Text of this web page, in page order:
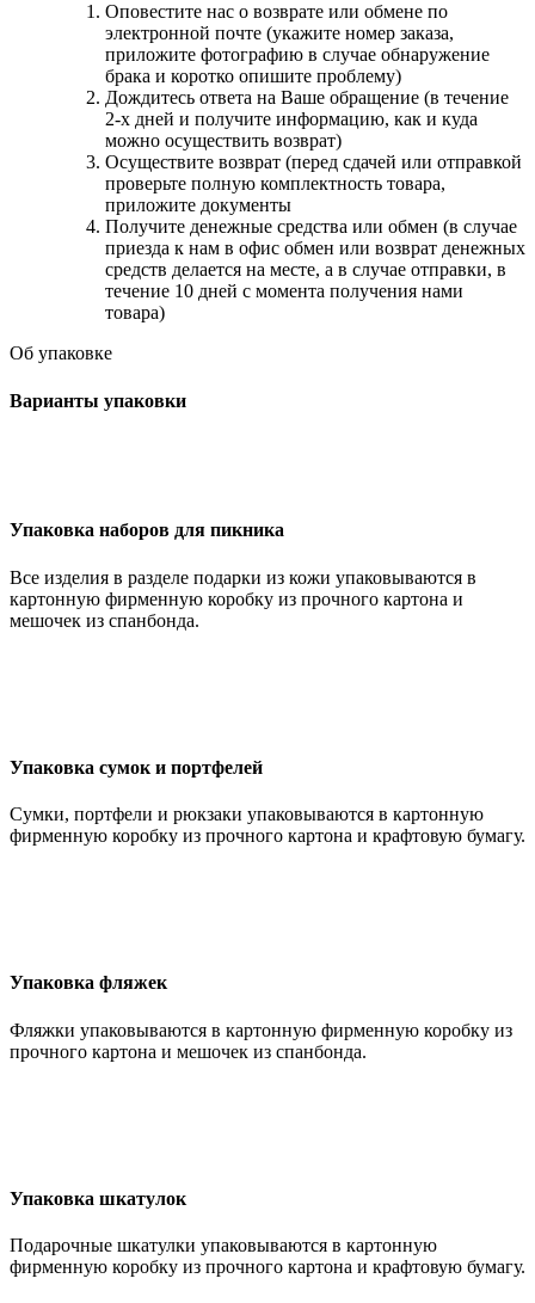
Оповестите нас о возврате или обмене по
электронной почте (укажите номер заказа,
приложите фотографию в случае обнаружение
брака и коротко опишите проблему)
Дождитесь ответа на Ваше обращение (в течение
2-х дней и получите информацию, как и куда
можно осуществить возврат)
Осуществите возврат (перед сдачей или отправкой
проверьте полную комплектность товара,
приложите документы
Получите денежные средства или обмен (в случае
приезда к нам в офис обмен или возврат денежных
средств делается на месте, а в случае отправки, в
течение 10 дней с момента получения нами
товара)
Об упаковке
Варианты упаковки
Упаковка наборов для пикника
Все изделия в разделе подарки из кожи упаковываются в
картонную фирменную коробку из прочного картона и
мешочек из спанбонда.
Упаковка сумок и портфелей
Сумки, портфели и рюкзаки упаковываются в картонную
фирменную коробку из прочного картона и крафтовую бумагу.
Упаковка фляжек
Фляжки упаковываются в картонную фирменную коробку из
прочного картона и мешочек из спанбонда.
Упаковка шкатулок
Подарочные шкатулки упаковываются в картонную
фирменную коробку из прочного картона и крафтовую бумагу.